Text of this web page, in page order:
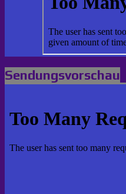
Sendungsvorschau